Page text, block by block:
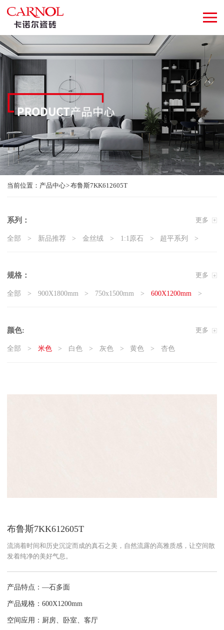
当前位置： 产品中心 布鲁斯7KK612605T
系列： 更多
全部 新品推荐 金丝绒 1:1原石 超平系列
精工大理石
3D微雕 臻白超平 臻白质感砖系列 莱姆石系列
规格： 更多
全部 900X1800mm 750x1500mm 600X1200mm
颜色: 更多
全部 米色 白色 灰色 黄色 杏色
布鲁斯7KK612605T
流淌着时间和历史沉淀而成的真石之美，自然流露的高雅质感，让空间散
发着纯净的美好气息。
产品特点：—石多面
产品规格：600X1200mm
空间应用：厨房、卧室、客厅